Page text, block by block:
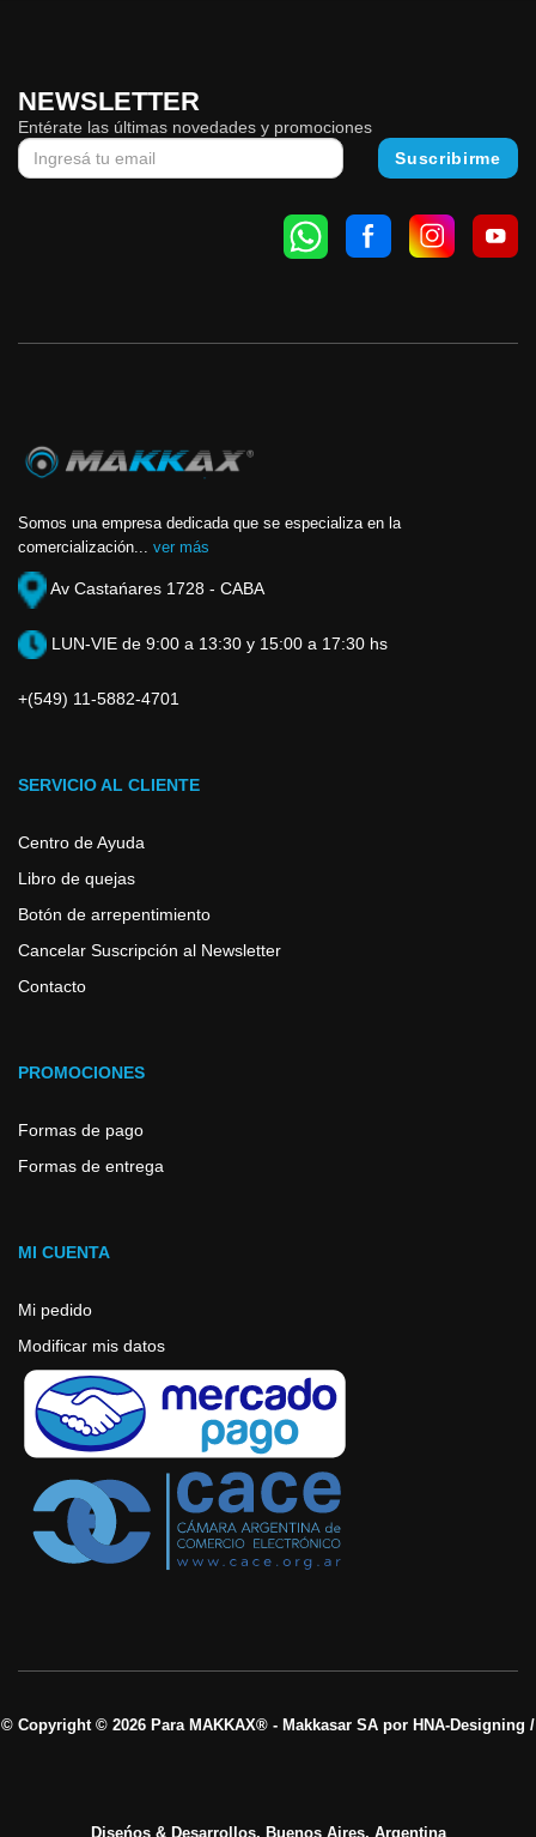
NEWSLETTER
Entérate las últimas novedades y promociones
Somos una empresa dedicada que se especializa en la
comercialización... ver más
Av Castańares 1728 - CABA
LUN-VIE de 9:00 a 13:30 y 15:00 a 17:30 hs
+(549) 11-5882-4701
SERVICIO AL CLIENTE
Centro de Ayuda
Libro de quejas
Botón de arrepentimiento
Cancelar Suscripción al Newsletter
Contacto
PROMOCIONES
Formas de pago
Formas de entrega
MI CUENTA
Mi pedido
Modificar mis datos
© Copyright © 2026 Para MAKKAX® - Makkasar SA por HNA-Designing /
Diseńos & Desarrollos, Buenos Aires, Argentina